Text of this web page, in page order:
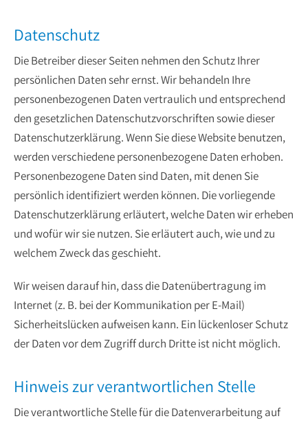
Datenschutz
Die Betreiber dieser Seiten nehmen den Schutz Ihrer
persönlichen Daten sehr ernst. Wir behandeln Ihre
personenbezogenen Daten vertraulich und entsprechend
den gesetzlichen Datenschutzvorschriften sowie dieser
Datenschutzerklärung. Wenn Sie diese Website benutzen,
werden verschiedene personenbezogene Daten erhoben.
Personenbezogene Daten sind Daten, mit denen Sie
persönlich identifiziert werden können. Die vorliegende
Datenschutzerklärung erläutert, welche Daten wir erheben
und wofür wir sie nutzen. Sie erläutert auch, wie und zu
welchem Zweck das geschieht.
Wir weisen darauf hin, dass die Datenübertragung im
Internet (z. B. bei der Kommunikation per E-Mail)
Sicherheitslücken aufweisen kann. Ein lückenloser Schutz
der Daten vor dem Zugriff durch Dritte ist nicht möglich.
Hinweis zur verantwortlichen Stelle
Die verantwortliche Stelle für die Datenverarbeitung auf